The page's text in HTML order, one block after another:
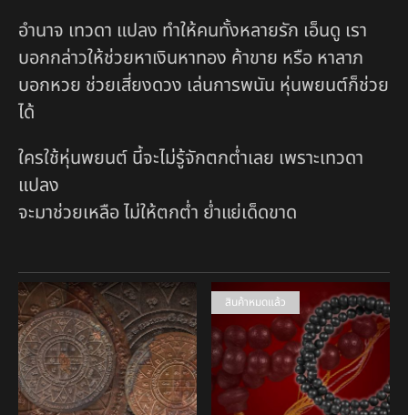
อำนาจ เทวดา แปลง ทำให้คนทั้งหลายรัก เอ็นดู เรา
บอกกล่าวให้ช่วยหาเงินหาทอง ค้าขาย หรือ หาลาภ
บอกหวย ช่วยเสี่ยงดวง เล่นการพนัน หุ่นพยนต์ก็ช่วย
ได้
ใครใช้หุ่นพยนต์ นี้จะไม่รู้จักตกต่ำเลย เพราะเทวดา
แปลง
จะมาช่วยเหลือ ไม่ให้ตกต่ำ ย่ำแย่เด็ดขาด
สินค้าหมดแล้ว